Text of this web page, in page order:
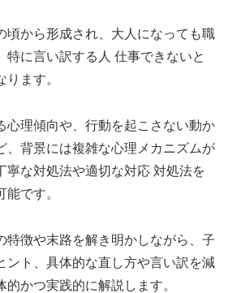
頃から形成され、大人になっても職
特に言い訳する人 仕事できないと
ます。
心理傾向や、行動を起こさない動か
、背景には複雑な心理メカニズムが
寧な対処法や適切な対応 対処法を
です。
特徴や末路を解き明かしながら、子
ント、具体的な直し方や言い訳を減
的かつ実践的に解説します。